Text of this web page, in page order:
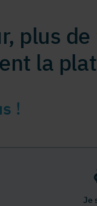
plus de
la
!
Je